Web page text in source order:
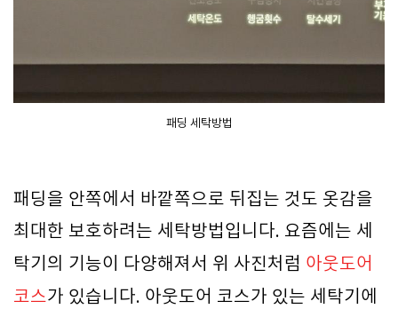
패딩 세탁방법
패딩을 안쪽에서 바깥쪽으로 뒤집는 것도 옷감을
최대한 보호하려는 세탁방법입니다. 요즘에는 세
탁기의 기능이 다양해져서 위 사진처럼 아웃도어
코스가 있습니다. 아웃도어 코스가 있는 세탁기에